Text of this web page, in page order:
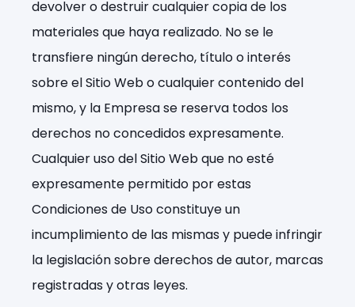
devolver o destruir cualquier copia de los
materiales que haya realizado. No se le
transfiere ningún derecho, título o interés
sobre el Sitio Web o cualquier contenido del
mismo, y la Empresa se reserva todos los
derechos no concedidos expresamente.
Cualquier uso del Sitio Web que no esté
expresamente permitido por estas
Condiciones de Uso constituye un
incumplimiento de las mismas y puede infringir
la legislación sobre derechos de autor, marcas
registradas y otras leyes.